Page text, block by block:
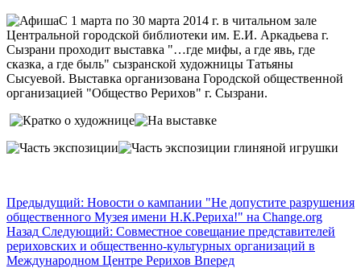
C 1 марта по 30 марта 2014 г. в читальном зале
Центральной городской библиотеки им. Е.И. Аркадьева г.
Сызрани проходит выставка "…где мифы, а где явь, где
сказка, а где быль" сызранской художницы Татьяны
Сысуевой. Выставка организована Городской общественной
организацией "Общество Рерихов" г. Сызрани.
Предыдущий: Новости о кампании "Не допустите разрушения
общественного Музея имени Н.К.Рериха!" на Change.org
Назад Следующий: Совместное совещание представителей
рериховских и общественно-культурных организаций в
Международном Центре Рерихов Вперед